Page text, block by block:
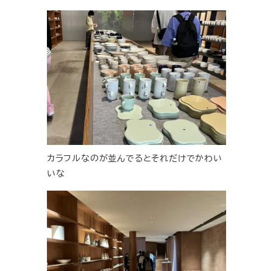
カラフルなのが並んでるとそれだけでかわい
いな